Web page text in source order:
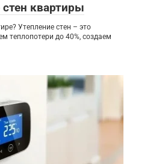
квартиры
Утепление стен – это
теплопотери до 40%, создаем